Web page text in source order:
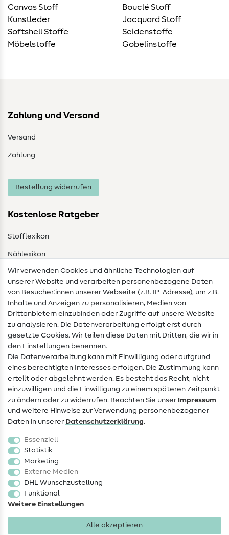
Canvas Stoff
Kunstleder
Softshell Stoffe
Möbelstoffe
Bouclé Stoff
Jacquard Stoff
Seidenstoffe
Gobelinstoffe
Zahlung und Versand
Versand
Zahlung
Bestellung widerrufen
Kostenlose Ratgeber
Stofflexikon
Nählexikon
Nähanleitungen
Hilfe & Kontakt
Kontakt
Infos zum Betreiberwechsel
Widerrufsrecht
Beliebt
Stoffe
Sale
Schnittmuster
Wir verwenden Cookies und ähnliche Technologien auf
unserer Website und verarbeiten personenbezogene Daten
von Besucher:innen unserer Webseite (z.B. IP-Adresse), um z.B.
Inhalte und Anzeigen zu personalisieren, Medien von
Drittanbietern einzubinden oder Zugriffe auf unsere Website
zu analysieren. Die Datenverarbeitung erfolgt erst durch
gesetzte Cookies. Wir teilen diese Daten mit Dritten, die wir in
den Einstellungen benennen.
Die Datenverarbeitung kann mit Einwilligung oder aufgrund
eines berechtigten Interesses erfolgen. Die Zustimmung kann
erteilt oder abgelehnt werden. Es besteht das Recht, nicht
einzuwilligen und die Einwilligung zu einem späteren Zeitpunkt
zu ändern oder zu widerrufen. Beachten Sie unser Impressum
und weitere Hinweise zur Verwendung personenbezogener
Daten in unserer Daten­schutz­erklärung.
Essenziell
Statistik
Marketing
Externe Medien
DHL Wunschzustellung
Funktional
Weitere Einstellungen
Alle akzeptieren